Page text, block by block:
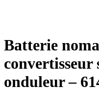
Batterie
convertisseur
onduleur –